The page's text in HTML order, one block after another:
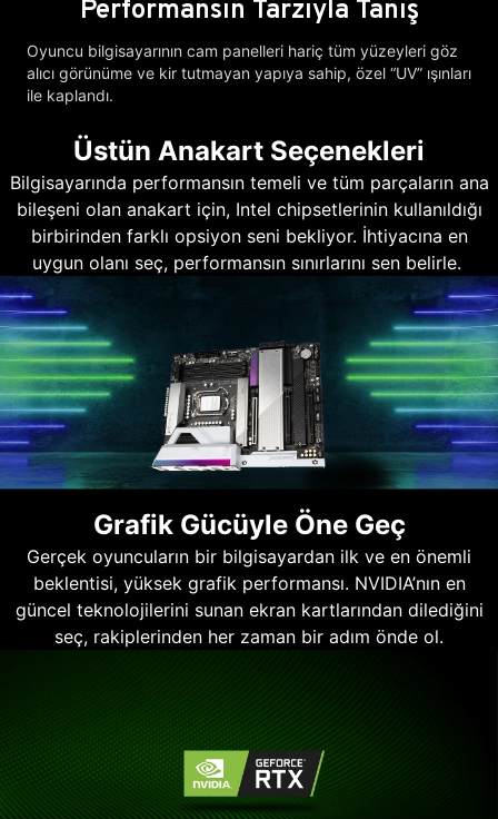
Performansın Tarzıyla Tanış
Oyuncu bilgisayarının cam panelleri hariç tüm yüzeyleri göz
alıcı görünüme ve kir tutmayan yapıya sahip, özel “UV” ışınları
ile kaplandı.
Üstün Anakart Seçenekleri
Bilgisayarında performansın temeli ve tüm parçaların ana
bileşeni olan anakart için, Intel chipsetlerinin kullanıldığı
birbirinden farklı opsiyon seni bekliyor. İhtiyacına en
uygun olanı seç, performansın sınırlarını sen belirle.
Grafik Gücüyle Öne Geç
Gerçek oyuncuların bir bilgisayardan ilk ve en önemli
beklentisi, yüksek grafik performansı. NVIDIA’nın en
güncel teknolojilerini sunan ekran kartlarından dilediğini
seç, rakiplerinden her zaman bir adım önde ol.